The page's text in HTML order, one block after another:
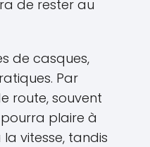
de rester au
de casques,
Par
route, souvent
plaire à
vitesse, tandis